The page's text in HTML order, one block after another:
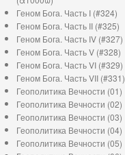
Геном Бога. Часть I (#324)
Геном Бога. Часть II (#325)
Геном Бога. Часть IV (#327)
Геном Бога. Часть V (#328)
Геном Бога. Часть VI (#329)
Геном Бога. Часть VII (#331)
Геополитика Вечности (01)
Геополитика Вечности (02)
Геополитика Вечности (03)
Геополитика Вечности (04)
Геополитика Вечности (05)